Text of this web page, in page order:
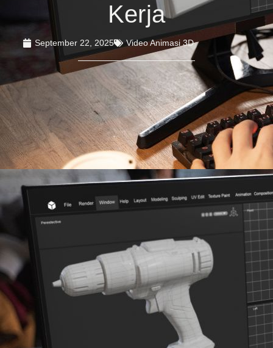
Kerja
September 22, 2025 Video Animasi 3D